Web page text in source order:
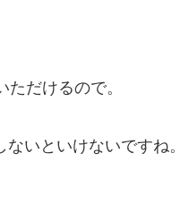
だけるので。
いといけないですね。